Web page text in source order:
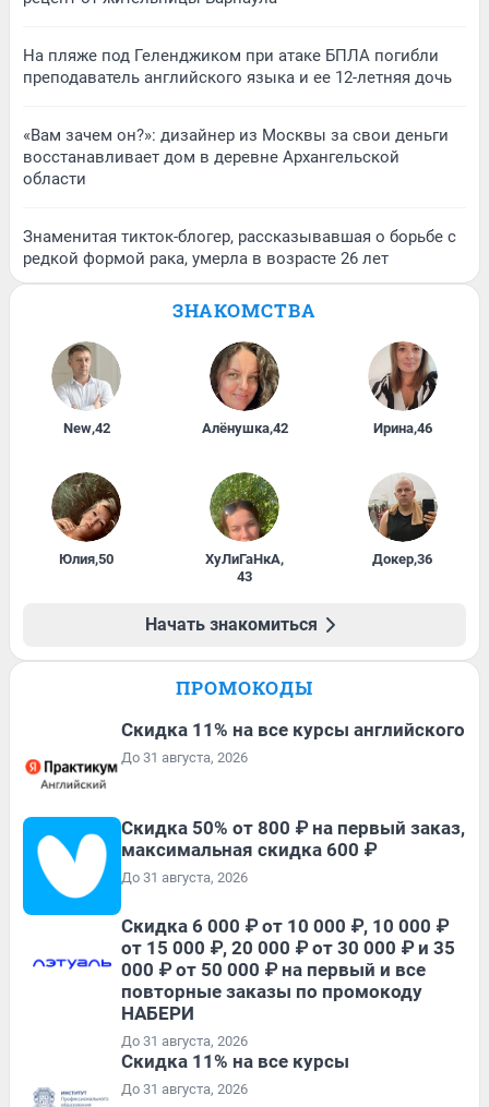
На пляже под Геленджиком при атаке БПЛА погибли
преподаватель английского языка и ее 12-летняя дочь
«Вам зачем он?»: дизайнер из Москвы за свои деньги
восстанавливает дом в деревне Архангельской
области
Знаменитая тикток-блогер, рассказывавшая о борьбе с
редкой формой рака, умерла в возрасте 26 лет
ЗНАКОМСТВА
New,42 Алёнушка,42 Ирина,46
Юлия,50 ХуЛиГаНкА,
43
Докер,36
Начать знакомиться
ПРОМОКОДЫ
Скидка 11% на все курсы английского
До 31 августа, 2026
Скидка 50% от 800 ₽ на первый заказ,
максимальная скидка 600 ₽
До 31 августа, 2026
Скидка 6 000 ₽ от 10 000 ₽, 10 000 ₽
от 15 000 ₽, 20 000 ₽ от 30 000 ₽ и 35
000 ₽ от 50 000 ₽ на первый и все
повторные заказы по промокоду
НАБЕРИ
До 31 августа, 2026
Скидка 11% на все курсы
До 31 августа, 2026